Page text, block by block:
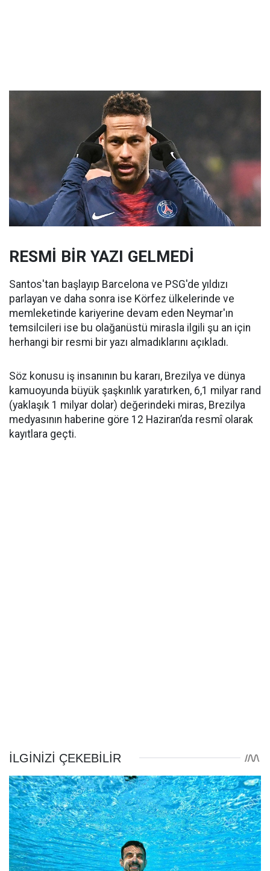
RESMİ BİR YAZI GELMEDİ
Santos'tan başlayıp Barcelona ve PSG'de yıldızı
parlayan ve daha sonra ise Körfez ülkelerinde ve
memleketinde kariyerine devam eden Neymar'ın
temsilcileri ise bu olağanüstü mirasla ilgili şu an için
herhangi bir resmi bir yazı almadıklarını açıkladı.
Söz konusu iş insanının bu kararı, Brezilya ve dünya
kamuoyunda büyük şaşkınlık yaratırken, 6,1 milyar rand
(yaklaşık 1 milyar dolar) değerindeki miras, Brezilya
medyasının haberine göre 12 Haziran’da resmî olarak
kayıtlara geçti.